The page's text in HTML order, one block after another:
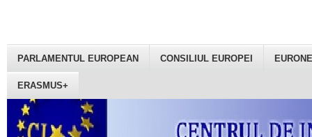
PARLAMENTUL EUROPEAN CONSILIUL EUROPEI
ERASMUS+